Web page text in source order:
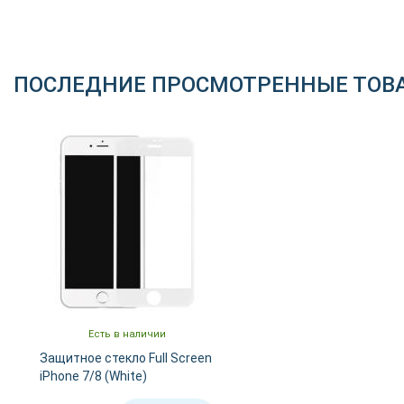
ПОСЛЕДНИЕ ПРОСМОТРЕННЫЕ
Есть в наличии
Защитное стекло Full Screen
iPhone 7/8 (White)